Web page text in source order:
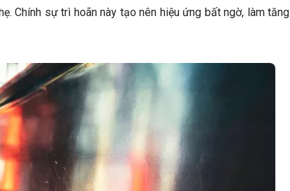
Chính sự trì hoãn này tạo nên hiệu ứng bất ngờ, làm tăng